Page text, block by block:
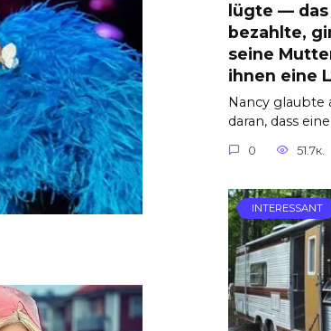
lügte —
bezahlte,
seine
ihnen eine
Nancy glaubte
daran, dass eine
0 51.7к.
INTERESSANT